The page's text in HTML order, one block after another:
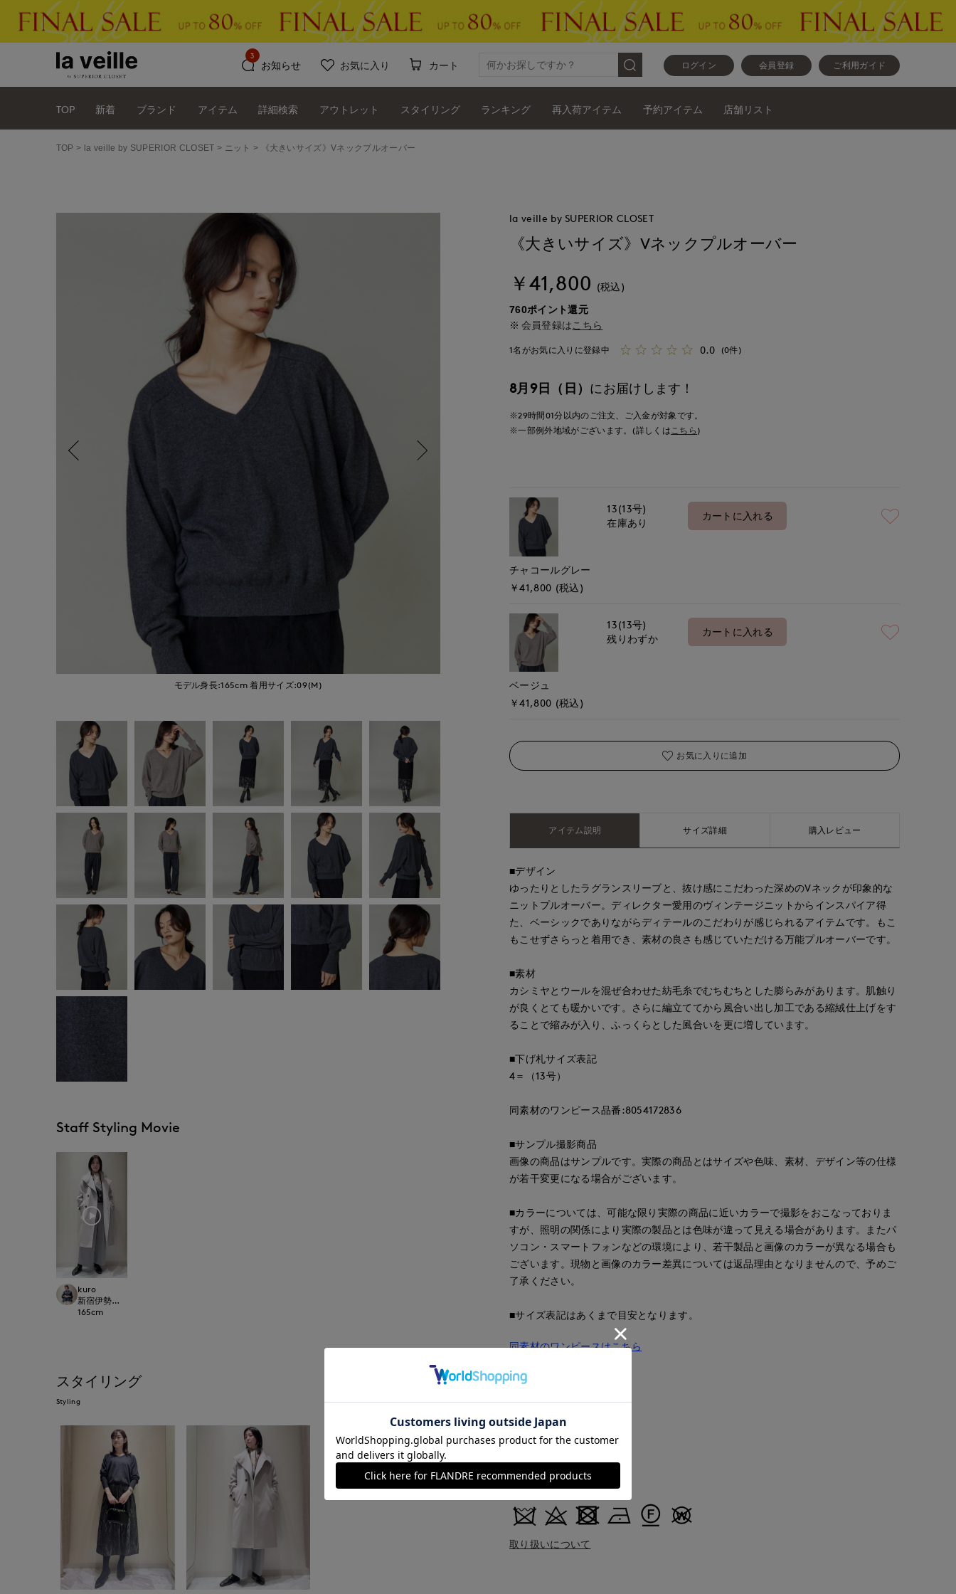
ログイン 会員登録 ご利用ガイド
お知らせ
3
お気に入り カート
TOP 新着 ブランド アイテム 詳細検索 アウトレット スタイリング ランキング 再入荷アイテム 予約アイテム 店舗リスト
TOP la veille by SUPERIOR CLOSET ニット 《大きいサイズ》Vネックプルオーバー
モデル身長:165cm 着用サイズ:09(M)
Staff Styling Movie
kuro
新宿伊勢丹SUPERIOR CLOSET
165cm
スタイリング
Styling
la veille by SUPERIOR CLOSET
《大きいサイズ》Vネックプルオーバー
￥41,800 (税込)
760ポイント還元
会員登録は こちら
1名がお気に入りに登録中 0.0 (0件)
8月9日（日） にお届けします！
※29時間01分以内のご注文、ご入金が対象です。
※一部例外地域がございます。(詳しくはこちら )
チャコールグレー
￥41,800 (税込)
13(13号)
在庫あり
カートに入れる
ベージュ
￥41,800 (税込)
13(13号)
残りわずか
カートに入れる
お気に入りに追加
アイテム説明 サイズ詳細 購入レビュー
■デザイン
ゆったりとしたラグランスリーブと、抜け感にこだわった深めのVネックが印象的な
ニットプルオーバー。ディレクター愛用のヴィンテージニットからインスパイア得
た、ベーシックでありながらディテールのこだわりが感じられるアイテムです。もこ
もこせずさらっと着用でき、素材の良さも感じていただける万能プルオーバーです。
■素材
カシミヤとウールを混ぜ合わせた紡毛糸でむちむちとした膨らみがあります。肌触り
が良くとても暖かいです。さらに編立ててから風合い出し加工である縮絨仕上げをす
ることで縮みが入り、ふっくらとした風合いを更に増しています。
■下げ札サイズ表記
4＝（13号）
同素材のワンピース品番:8054172836
■サンプル撮影商品
画像の商品はサンプルです。実際の商品とはサイズや色味、素材、デザイン等の仕様
が若干変更になる場合がございます。
■カラーについては、可能な限り実際の商品に近いカラーで撮影をおこなっておりま
すが、照明の関係により実際の製品とは色味が違って見える場合があります。またパ
ソコン・スマートフォンなどの環境により、若干製品と画像のカラーが異なる場合も
ございます。現物と画像のカラー差異については返品理由となりませんので、予めご
了承ください。
■サイズ表記はあくまで目安となります。
同素材のワンピースはこちら
■品番
54170837
中国製
毛70% カシミヤ30%
取り扱いについて